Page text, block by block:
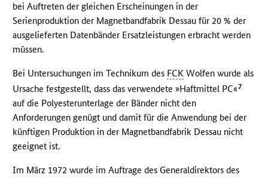
bei Auftreten der gleichen Erscheinungen in der
Serienproduktion der Magnetbandfabrik Dessau für 20 % der
ausgelieferten Datenbänder Ersatzleistungen erbracht werden
müssen.
Bei Untersuchungen im Technikum des FCK Wolfen wurde als
Ursache festgestellt, dass das verwendete »Haftmittel PC«7
auf die Polyesterunterlage der Bänder nicht den
Anforderungen genügt und damit für die Anwendung bei der
künftigen Produktion in der Magnetbandfabrik Dessau nicht
geeignet ist.
Im März 1972 wurde im Auftrage des Generaldirektors des